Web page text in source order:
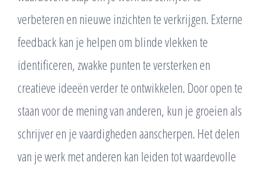
verbeteren en nieuwe inzichten te verkrijgen. Externe
feedback kan je helpen om blinde vlekken te
identificeren, zwakke punten te versterken en
creatieve ideeën verder te ontwikkelen. Door open te
staan voor de mening van anderen, kun je groeien als
schrijver en je vaardigheden aanscherpen. Het delen
van je werk met anderen kan leiden tot waardevolle